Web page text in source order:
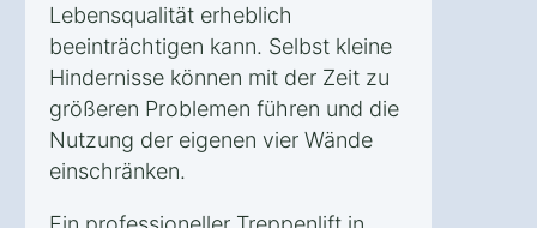
Lebensqualität erheblich
beeinträchtigen kann. Selbst kleine
Hindernisse können mit der Zeit zu
größeren Problemen führen und die
Nutzung der eigenen vier Wände
einschränken.